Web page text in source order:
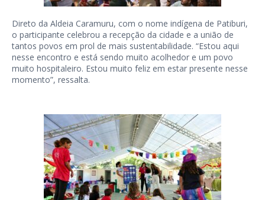
Direto da Aldeia Caramuru, com o nome indígena de Patiburi,
o participante celebrou a recepção da cidade e a união de
tantos povos em prol de mais sustentabilidade. “Estou aqui
nesse encontro e está sendo muito acolhedor e um povo
muito hospitaleiro. Estou muito feliz em estar presente nesse
momento”, ressalta.